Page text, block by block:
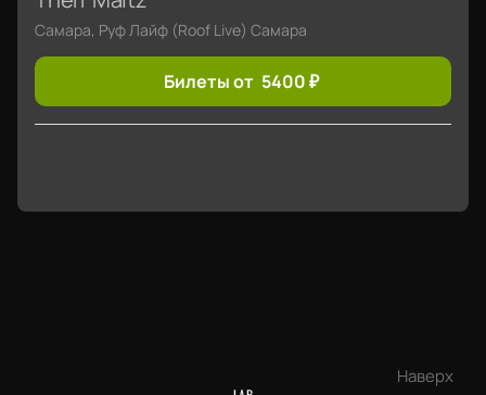
Самара, Руф Лайф (Roof Live) Самара
Билеты от 5400₽
Наверх